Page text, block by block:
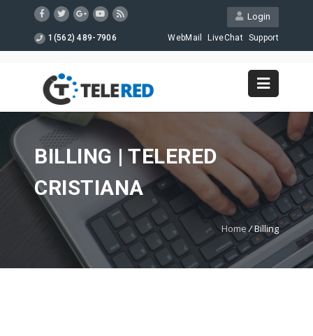
Login
1(562) 489-7906 WebMail LiveChat Support
BILLING | TELERED
CRISTIANA
Home/Billing